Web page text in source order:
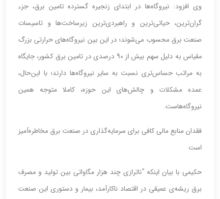
وی افزود: نیروگاه‌ها در ابتدای زنجیره گسترده تامین برق، جزء
گران‌ترین، حیاتی‌ترین و راهبردی‌ترین زیرساخت‌ها و تاسیسات
صنعت برق محسوب می‌شوند؛ در این بین نیروگاه‌های حرارتی بزرگ
مقیاس به دلیل سهم بیش از 90 درصدی در تامین برق کشور، جایگاه
به مراتب حساس‌تری نسبت به سایر نیروگاه‌ها دارند؛ با این‌حال،
عمده مشکلات و چالش‌های این حوزه، کاملا متوجه همین
نیروگاه‌هاست.
فقدان منابع مالی کافی برای سرمایه‌گذاری در صنعت برق مخاطره‌آمیز
است
حکیمی با بیان اینکه “ناترازی چند هزار مگاواتی بین تولید و مصرف
برق ریشه‌ی عمیقی در اقتصاد ناکارآمد، بیمار و دستوری این صنعت